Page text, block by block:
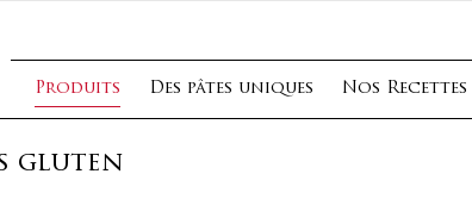
Produits Des pâtes uniques Nos Recettes
gluten